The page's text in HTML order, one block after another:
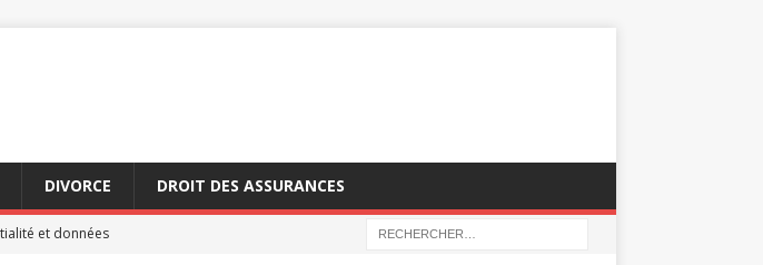
DIVORCE DROIT DES ASSURANCES
et données